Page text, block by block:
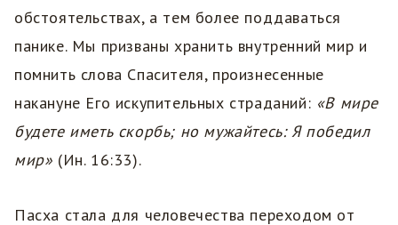
обстоятельствах, а тем более поддаваться
панике. Мы призваны хранить внутренний мир и
помнить слова Спасителя, произнесенные
накануне Его искупительных страданий: «В мире
будете иметь скорбь; но мужайтесь: Я победил
мир» (Ин. 16:33).
Пасха стала для человечества переходом от